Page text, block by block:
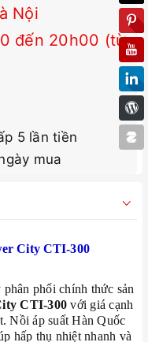
Nội
đến 20h00 (từ
5 lần tiền
mua
City CTI-300
phối chính thức sản
CTI-300 với giá cạnh
Nồi áp suất Hàn Quốc
hấp thụ nhiệt nhanh và